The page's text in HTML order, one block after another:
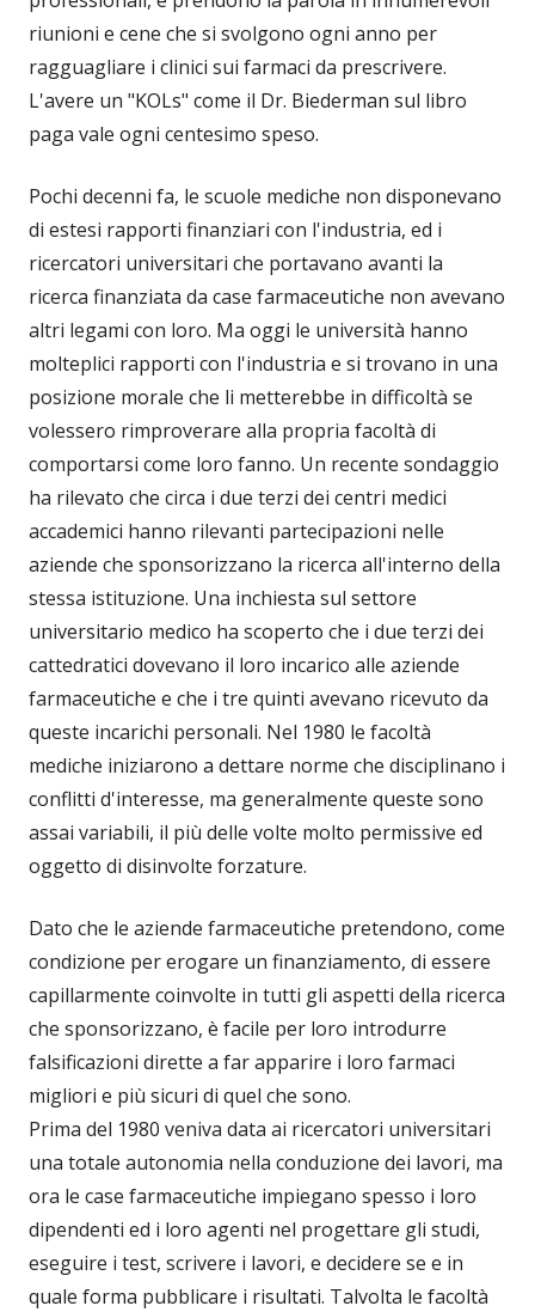
riunioni e cene che si svolgono ogni anno per
ragguagliare i clinici sui farmaci da prescrivere.
L'avere un "KOLs" come il Dr. Biederman sul libro
paga vale ogni centesimo speso.
Pochi decenni fa, le scuole mediche non disponevano
di estesi rapporti finanziari con l'industria, ed i
ricercatori universitari che portavano avanti la
ricerca finanziata da case farmaceutiche non avevano
altri legami con loro. Ma oggi le università hanno
molteplici rapporti con l'industria e si trovano in una
posizione morale che li metterebbe in difficoltà se
volessero rimproverare alla propria facoltà di
comportarsi come loro fanno. Un recente sondaggio
ha rilevato che circa i due terzi dei centri medici
accademici hanno rilevanti partecipazioni nelle
aziende che sponsorizzano la ricerca all'interno della
stessa istituzione. Una inchiesta sul settore
universitario medico ha scoperto che i due terzi dei
cattedratici dovevano il loro incarico alle aziende
farmaceutiche e che i tre quinti avevano ricevuto da
queste incarichi personali. Nel 1980 le facoltà
mediche iniziarono a dettare norme che disciplinano i
conflitti d'interesse, ma generalmente queste sono
assai variabili, il più delle volte molto permissive ed
oggetto di disinvolte forzature.
Dato che le aziende farmaceutiche pretendono, come
condizione per erogare un finanziamento, di essere
capillarmente coinvolte in tutti gli aspetti della ricerca
che sponsorizzano, è facile per loro introdurre
falsificazioni dirette a far apparire i loro farmaci
migliori e più sicuri di quel che sono.
Prima del 1980 veniva data ai ricercatori universitari
una totale autonomia nella conduzione dei lavori, ma
ora le case farmaceutiche impiegano spesso i loro
dipendenti ed i loro agenti nel progettare gli studi,
eseguire i test, scrivere i lavori, e decidere se e in
quale forma pubblicare i risultati. Talvolta le facoltà